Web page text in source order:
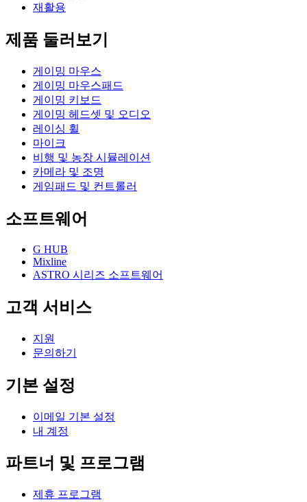
재활용
제품 둘러보기
게이밍 마우스
게이밍 마우스패드
게이밍 키보드
게이밍 헤드셋 및 오디오
레이싱 휠
마이크
비행 및 농장 시뮬레이션
카메라 및 조명
게임패드 및 컨트롤러
소프트웨어
G HUB
Mixline
ASTRO 시리즈 소프트웨어
고객 서비스
지원
문의하기
기본 설정
이메일 기본 설정
내 계정
파트너 및 프로그램
제휴 프로그램